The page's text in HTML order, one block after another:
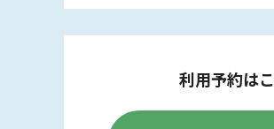
利用予約は